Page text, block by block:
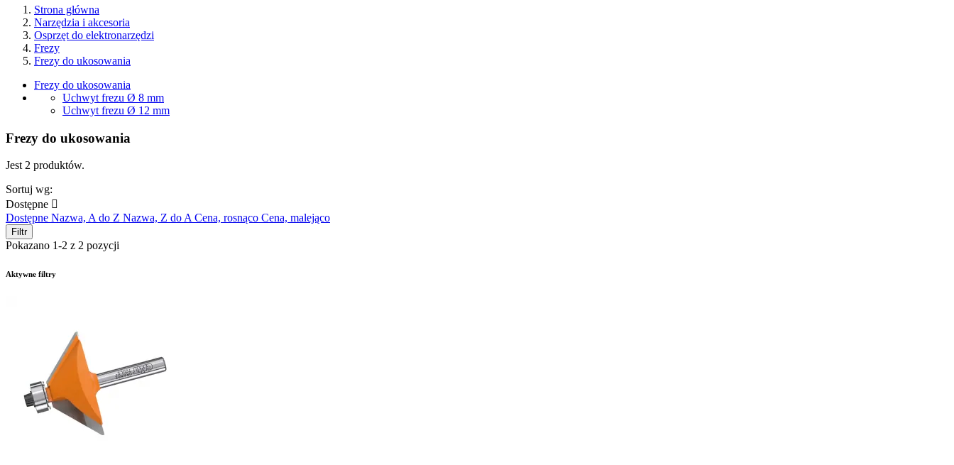
Strona główna
Narzędzia i akcesoria
Osprzęt do elektronarzędzi
Frezy
Frezy do ukosowania
Frezy do ukosowania
Uchwyt frezu Ø 8 mm
Uchwyt frezu Ø 12 mm
Frezy do ukosowania
Jest 2 produktów.
Sortuj wg:
Dostępne 
Dostępne Nazwa, A do Z Nazwa, Z do ACena, rosnąco Cena, malejąco
Filtr
Pokazano 1-2 z 2 pozycji
Aktywne filtry